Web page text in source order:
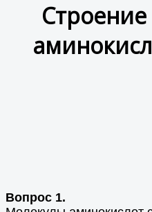
Строение
Вопрос 1.